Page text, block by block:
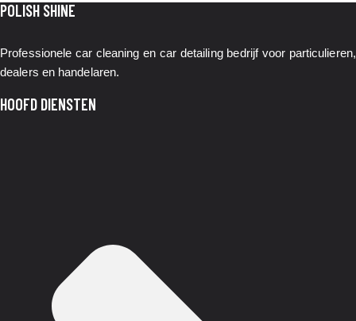
POLISH SHINE
Professionele car cleaning en car detailing bedrijf voor particulieren,
dealers en handelaren.
HOOFD DIENSTEN